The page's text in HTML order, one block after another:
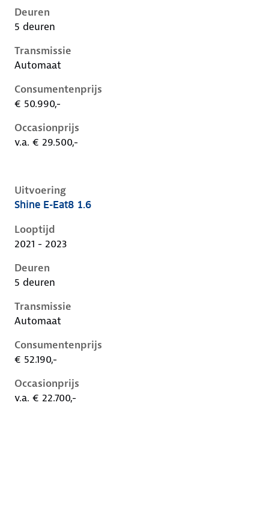
Deuren
5 deuren
Transmissie
Automaat
Consumentenprijs
€ 50.990,-
Occasionprijs
v.a. € 29.500,-
Uitvoering
Citroen C5 X i, 1.6, 165 kW, Plug-in Hybride
Shine E-Eat8 1.6
Looptijd
2021 - 2023
Deuren
5 deuren
Transmissie
Automaat
Consumentenprijs
€ 52.190,-
Occasionprijs
v.a. € 22.700,-